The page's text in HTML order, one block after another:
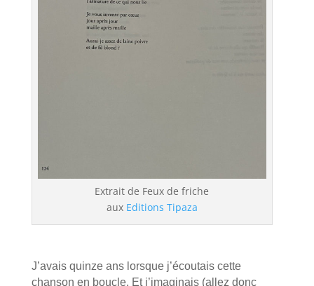
Extrait de Feux de friche
aux Editions Tipaza
J’avais quinze ans lorsque j’écoutais cette
chanson en boucle. Et j’imaginais (allez donc